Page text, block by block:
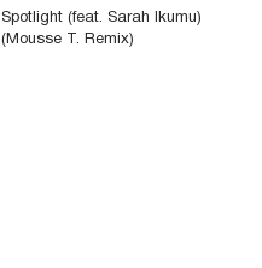
Spotlight (feat. Sarah Ikumu)
(Mousse T. Remix)